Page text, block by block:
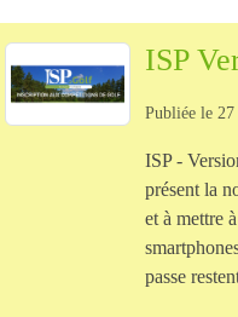
ISP
Publiée le
ISP -
présent la
et à mettre
passe